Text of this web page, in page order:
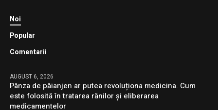
Noi
Popular
Comentarii
AUGUST 6, 2026
Pânza de păianjen ar putea revoluționa medicina. Cum
este folosită în tratarea rănilor și eliberarea
medicamentelor